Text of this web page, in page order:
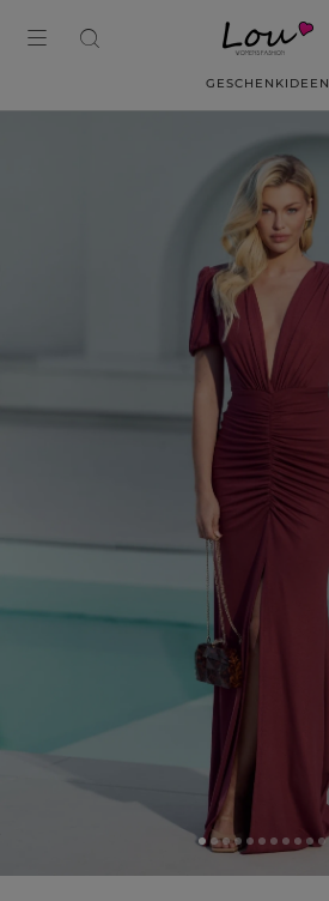
GESCHENKIDEEN